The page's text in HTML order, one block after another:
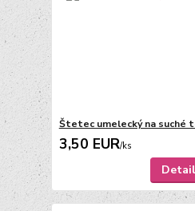
Štetec umelecký na suché
3,50 EUR/ks
Detail